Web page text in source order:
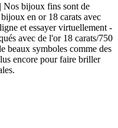
| Nos bijoux fins sont de
en or 18 carats avec
et essayer virtuellement -
avec de l'or 18 carats/750
beaux symboles comme des
encore pour faire briller